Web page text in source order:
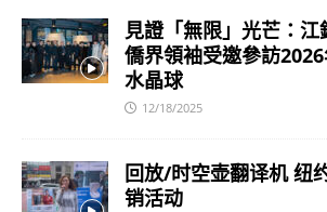
見證「無限」光芒：
僑界領袖受邀參訪
水晶球
12/18/2025
回放/时空壶翻译机 纽
销活动